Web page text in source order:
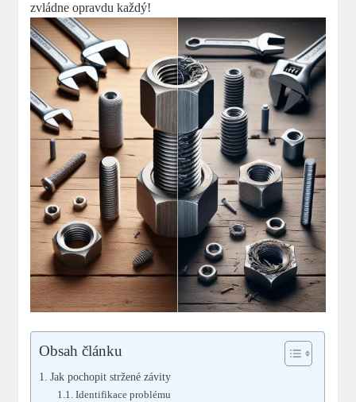
zvládne opravdu každý!
Obsah článku
Jak pochopit stržené závity
Identifikace problému